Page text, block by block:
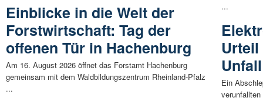
Einblicke in die Welt der
Forstwirtschaft: Tag der
offenen Tür in Hachenburg
Am 16. August 2026 öffnet das Forstamt Hachenburg
gemeinsam mit dem Waldbildungszentrum Rheinland-Pfalz
...
...
Unfall
Ein